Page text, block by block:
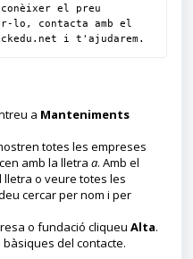
el preu
lo, contacta amb el
i t'ajudarem.
a Manteniments
totes les empreses
amb la lletra a. Amb el
o veure totes les
cercar per nom i per
o fundació cliqueu Alta.
del contacte.